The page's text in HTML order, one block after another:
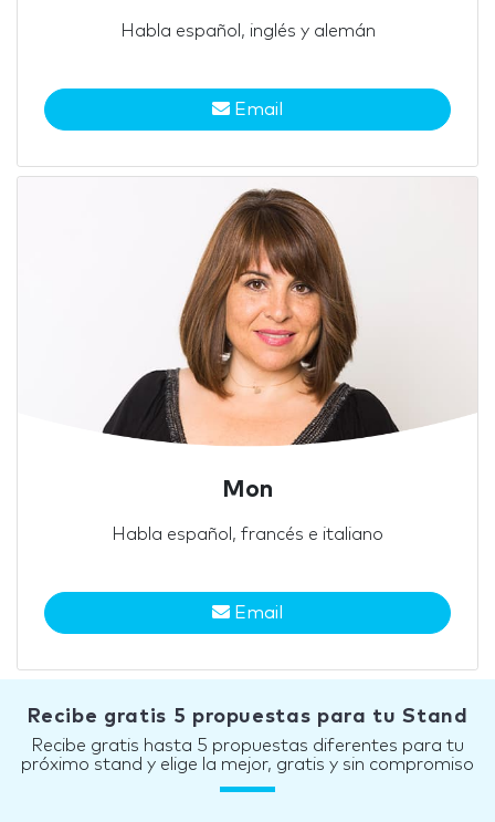
Habla español, inglés y alemán
Email
Mon
Habla español, francés e italiano
Email
Recibe gratis 5 propuestas para tu Stand
Recibe gratis hasta 5 propuestas diferentes para tu
próximo stand y elige la mejor, gratis y sin compromiso